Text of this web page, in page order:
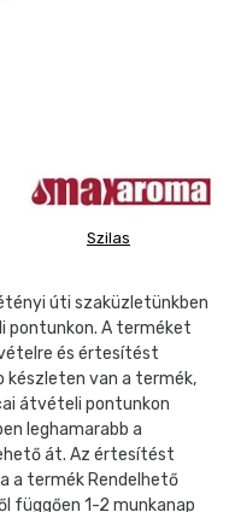
Szilas
úti szaküzletünkben
pontunkon. A terméket
és értesítést
készleten van a termék,
átvételi pontunkon
leghamarabb a
át. Az értesítést
a termék Rendelhető
függően 1-2 munkanap